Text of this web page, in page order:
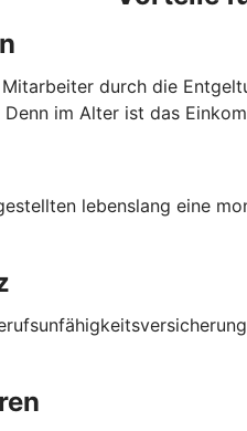
durch die
im Alter ist das
lebenslang eine